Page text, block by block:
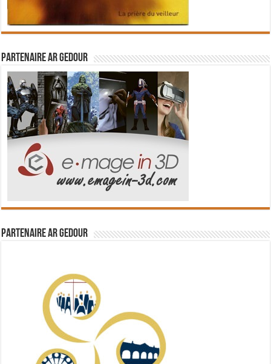
Partenaire Ar Gedour
Partenaire Ar Gedour